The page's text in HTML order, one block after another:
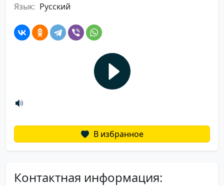
Язык: Русский
В избранное
Контактная информация: